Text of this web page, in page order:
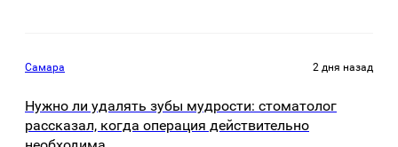
Самара 2 дня назад
Нужно ли удалять зубы мудрости: стоматолог
рассказал, когда операция действительно